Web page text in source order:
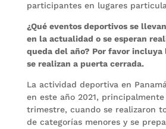
participantes en lugares
¿Qué eventos deportivos se
en la actualidad o se esperan
queda del año? Por favor incluya
se realizan a puerta cerrada.
La actividad deportiva en
en este año 2021,
trimestre, cuando se realizaron
de categorías menores y se